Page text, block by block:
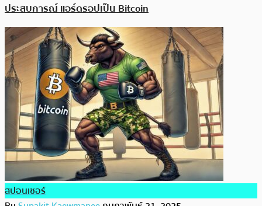
ประสบการณ์ แอร์ดรอปเป็น Bitcoin
สปอนเซอร์